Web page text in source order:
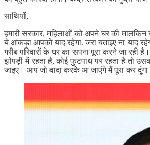
साथियों,
हमारी सरकार, महिलाओं को अपने घर की मालकिन
ये आंकड़ा आपको याद रहेगा. जरा बताइए ना याद
गरीब परिवारों के घर का सपना पूरा करने जा
झोपड़ी में रहता है, कोई फुटपाथ पर रहता है तो
जाइए। आप जो वादा करके आ जाएंगे मैं पूरा कर